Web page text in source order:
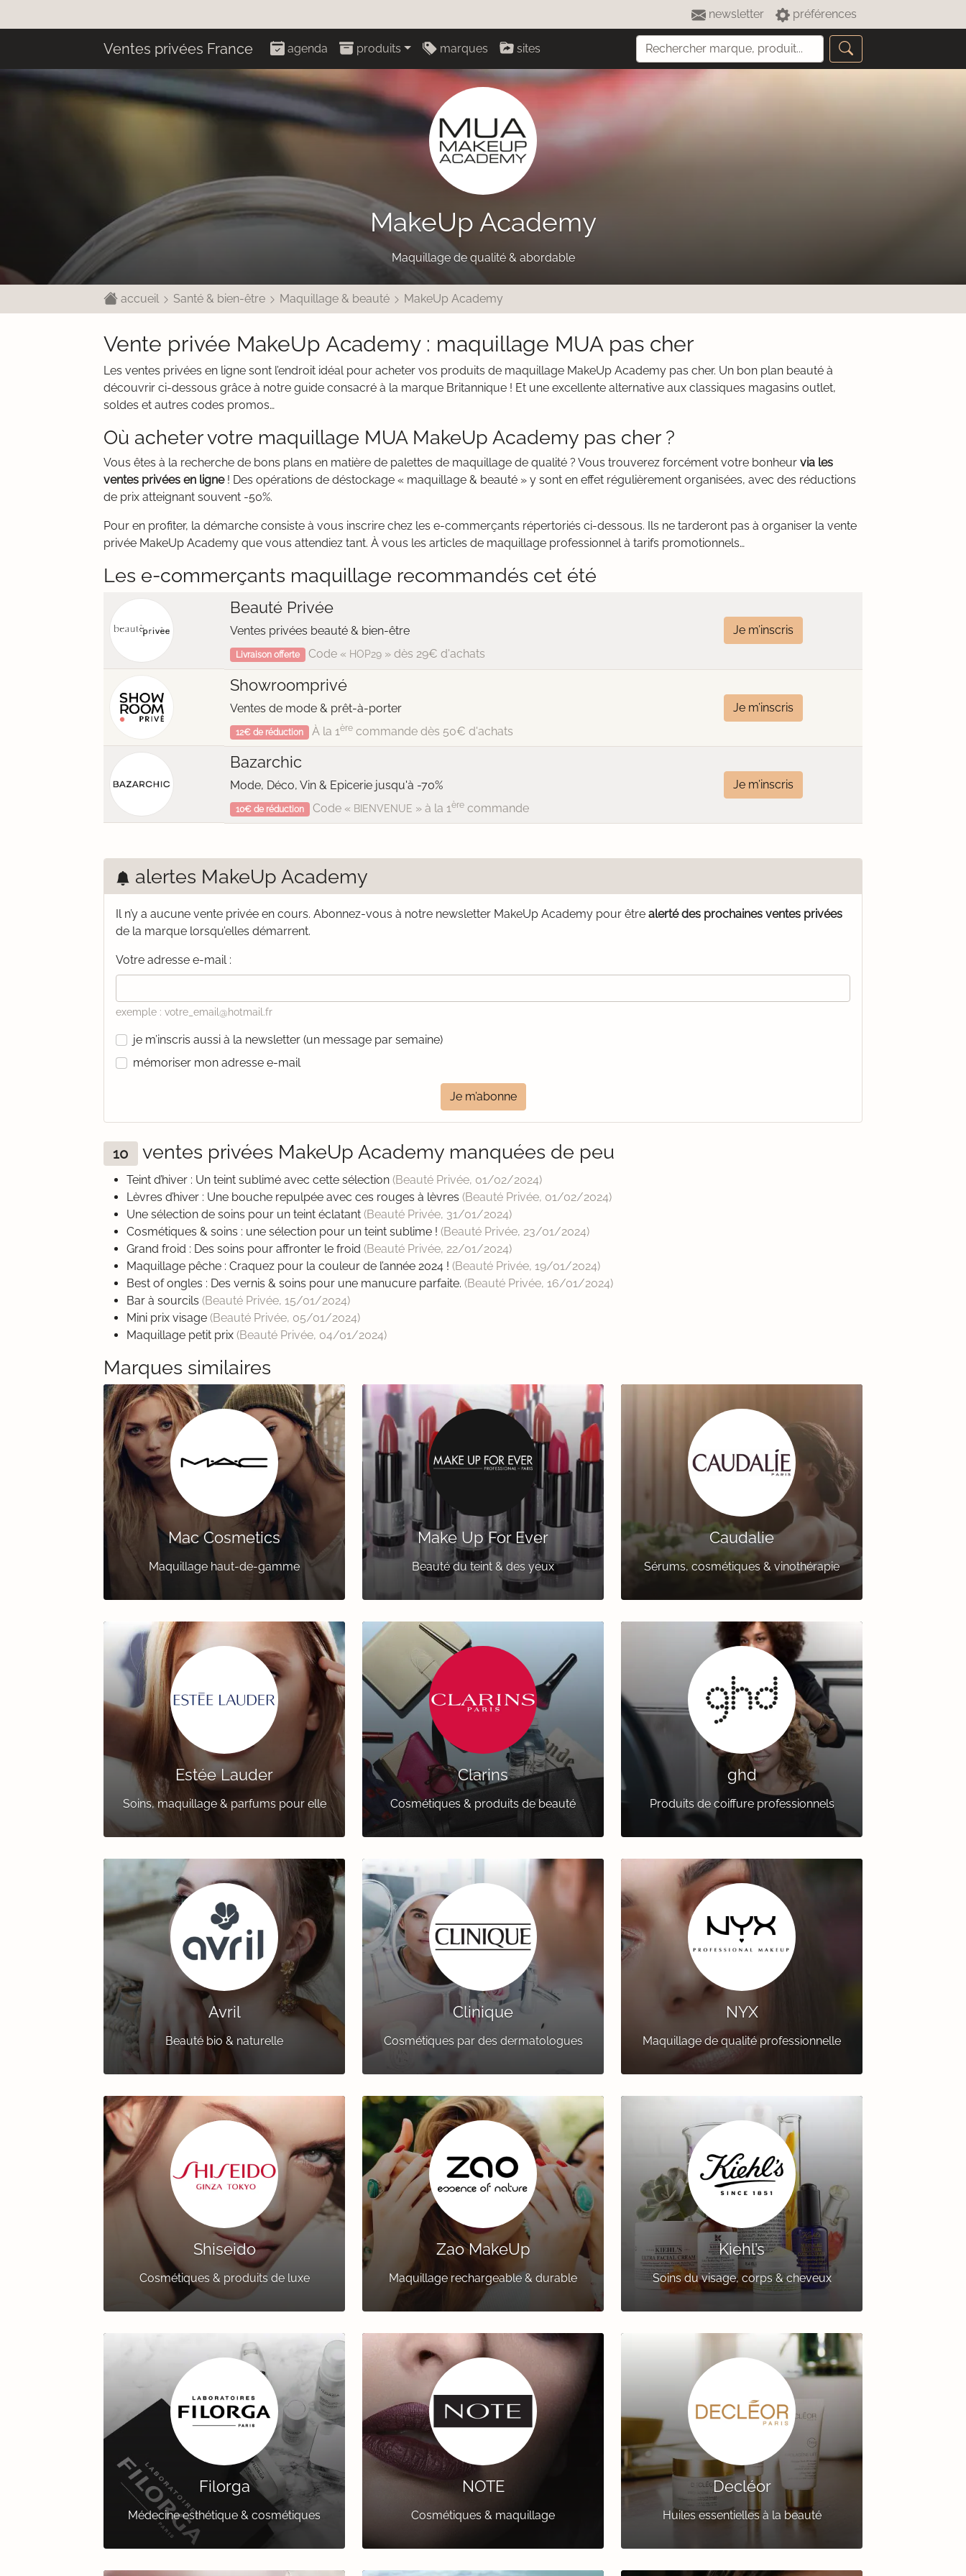
newsletter préférences
Ventes privées France agenda produits marques sites
MakeUp Academy
Maquillage de qualité & abordable
accueil Santé & bien-être Maquillage & beauté MakeUp Academy
Vente privée MakeUp Academy : maquillage MUA pas cher
Les ventes privées en ligne sont l’endroit idéal pour acheter vos produits de maquillage MakeUp Academy pas cher. Un bon plan beauté à
découvrir ci-dessous grâce à notre guide consacré à la marque Britannique ! Et une excellente alternative aux classiques magasins outlet,
soldes et autres codes promos…
Où acheter votre maquillage MUA MakeUp Academy pas cher ?
Vous êtes à la recherche de bons plans en matière de palettes de maquillage de qualité ? Vous trouverez forcément votre bonheur via les
ventes privées en ligne! Des opérations de déstockage « maquillage & beauté » y sont en effet régulièrement organisées, avec des réductions
de prix atteignant souvent -50%.
Pour en profiter, la démarche consiste à vous inscrire chez les e-commerçants répertoriés ci-dessous. Ils ne tarderont pas à organiser la vente
privée MakeUp Academy que vous attendiez tant. À vous les articles de maquillage professionnel à tarifs promotionnels…
Les e-commerçants maquillage recommandés cet été
Beauté Privée
Ventes privées beauté & bien-être
Livraison offerte Code « HOP29» dès 29€ d'achats
Je m’inscris
Showroomprivé
Ventes de mode & prêt-à-porter
12€ de réduction À la 1èrecommande dès 50€ d'achats
Je m’inscris
Bazarchic
Mode, Déco, Vin & Epicerie jusqu'à -70%
10€ de réduction Code « BIENVENUE » à la 1èrecommande
Je m’inscris
alertes MakeUp Academy
Il n’y a aucune vente privée en cours. Abonnez-vous à notre newsletter MakeUp Academy pour être alerté des prochaines ventes privées
de la marque lorsqu’elles démarrent.
Votre adresse e-mail :
exemple : votre_email@hotmail.fr
je m’inscris aussi à la newsletter (un message par semaine)
mémoriser mon adresse e-mail
Je m’abonne
10 ventes privées MakeUp Academy manquées de peu
Teint d’hiver : Un teint sublimé avec cette sélection (Beauté Privée, 01/02/2024)
Lèvres d’hiver : Une bouche repulpée avec ces rouges à lèvres (Beauté Privée, 01/02/2024)
Une sélection de soins pour un teint éclatant (Beauté Privée, 31/01/2024)
Cosmétiques & soins : une sélection pour un teint sublime ! (Beauté Privée, 23/01/2024)
Grand froid : Des soins pour affronter le froid (Beauté Privée, 22/01/2024)
Maquillage pêche : Craquez pour la couleur de l’année 2024 ! (Beauté Privée, 19/01/2024)
Best of ongles : Des vernis & soins pour une manucure parfaite. (Beauté Privée, 16/01/2024)
Bar à sourcils (Beauté Privée, 15/01/2024)
Mini prix visage (Beauté Privée, 05/01/2024)
Maquillage petit prix (Beauté Privée, 04/01/2024)
Marques similaires
Mac Cosmetics
Maquillage haut-de-gamme
Make Up For Ever
Beauté du teint & des yeux
Caudalie
Sérums, cosmétiques & vinothérapie
Estée Lauder
Soins, maquillage & parfums pour elle
Clarins
Cosmétiques & produits de beauté
ghd
Produits de coiffure professionnels
Avril
Beauté bio & naturelle
Clinique
Cosmétiques par des dermatologues
NYX
Maquillage de qualité professionnelle
Shiseido
Cosmétiques & produits de luxe
Zao MakeUp
Maquillage rechargeable & durable
Kiehl’s
Soins du visage, corps & cheveux
Filorga
Médecine esthétique & cosmétiques
NOTE
Cosmétiques & maquillage
Decléor
Huiles essentielles à la beauté